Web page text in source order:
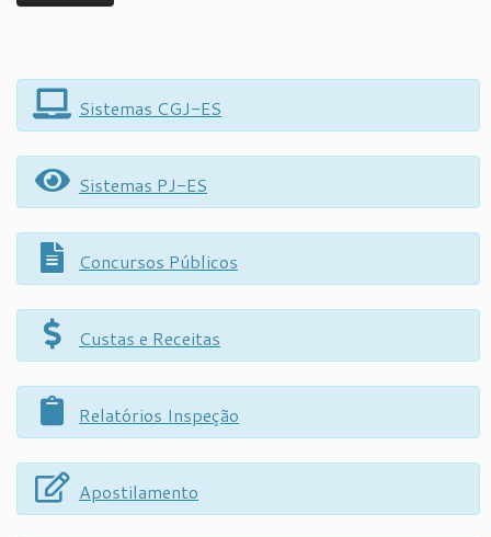
Sistemas CGJ-ES
Sistemas PJ-ES
Concursos Públicos
Custas e Receitas
Relatórios Inspeção
Apostilamento